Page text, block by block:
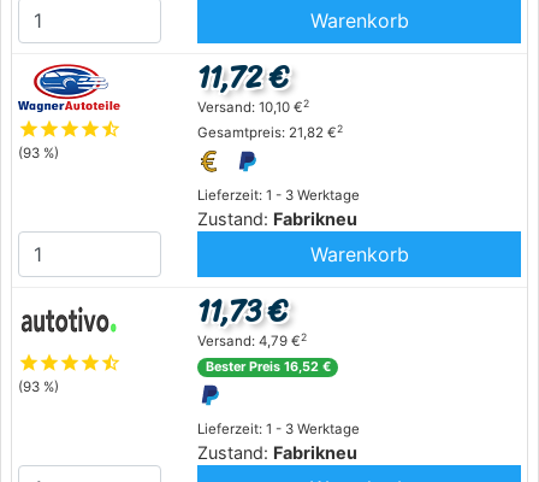
Warenkorb
starstarstarstarstar_half
(93 %)
Lieferzeit: 1 - 3 Werktage
Zustand: Fabrikneu
11,72 €
Versand: 10,10 €2
Gesamtpreis: 21,82 €2
Warenkorb
starstarstarstarstar_half
(93 %)
Lieferzeit: 1 - 3 Werktage
Zustand: Fabrikneu
11,73 €
Versand: 4,79 €2
Bester Preis 16,52 €